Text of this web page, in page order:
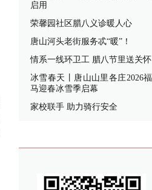
启用
荣馨园社区腊八义诊暖人心
唐山河头老街服务忒“暖”！
情系一线环卫工 腊八节里送关怀
冰雪春天丨唐山山里各庄2026福
马迎春冰雪季启幕
家校联手 助力骑行安全